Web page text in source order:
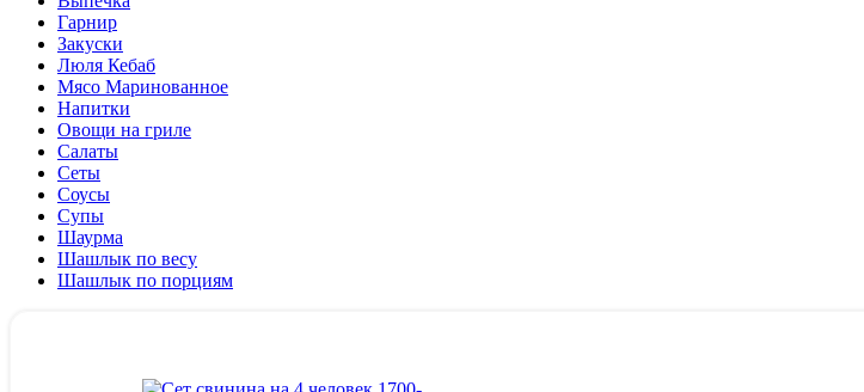
Гарнир
Закуски
Люля Кебаб
Мясо Маринованное
Напитки
Овощи на гриле
Салаты
Сеты
Соусы
Супы
Шаурма
Шашлык по весу
Шашлык по порциям